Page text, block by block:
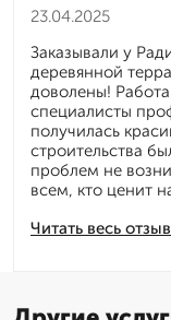
23.04.2025
Читать весь отзыв
Заказывали у
деревянной
доволены!
специалисты
получилась
строительства
проблем не
всем, кто ценит